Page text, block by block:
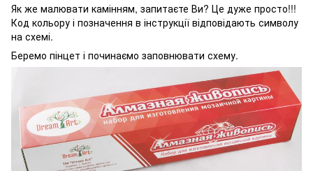
Як же малювати камінням, запитаєте Ви? Це дуже просто!!!
Код кольору і позначення в інструкції відповідають символу
на схемі.
Беремо пінцет і починаємо заповнювати схему.